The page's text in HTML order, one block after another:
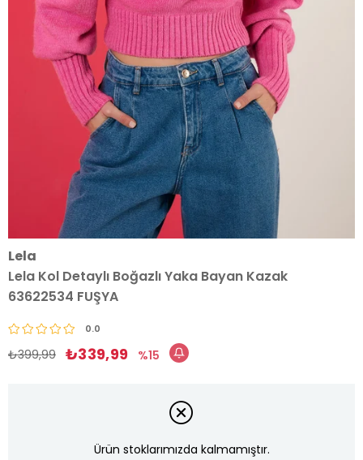
Lela
Lela Kol Detaylı Boğazlı Yaka Bayan Kazak
63622534 FUŞYA
0.0
₺399,99 ₺339,99 15
Ürün stoklarımızda kalmamıştır.